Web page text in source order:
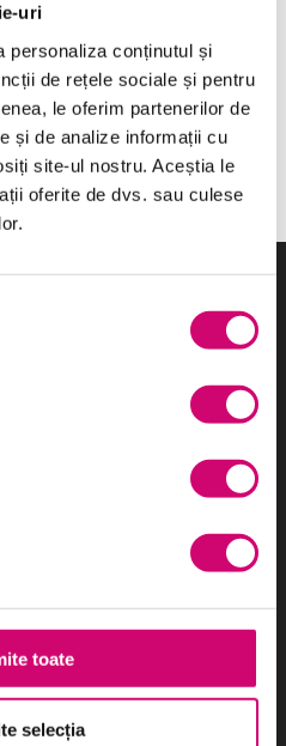
uri
personaliza conținutul și
de rețele sociale și pentru
le oferim partenerilor de
și de analize informații cu
site-ul nostru. Aceștia le
oferite de dvs. sau culese
toate
selecția
de oameni profesioniști care
de Cursuri